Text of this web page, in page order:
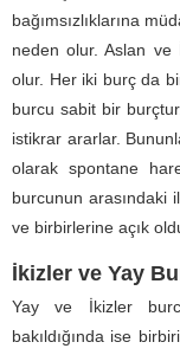
bağımsızlıklarına
neden olur. Aslan ve
olur. Her iki burç da
burcu sabit bir
istikrar ararlar.
olarak spontane
burcunun arasındaki
ve birbirlerine açık
İkizler ve Yay
Yay ve İkizler
bakıldığında ise